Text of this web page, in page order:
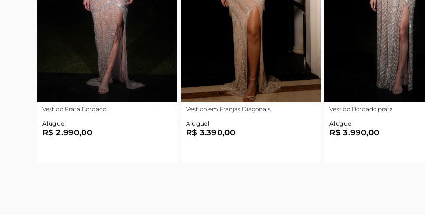
Vestido Prata Bordado
Aluguel
R$ 2.990,00
Vestido em Franjas Diagonais
Aluguel
R$ 3.390,00
Vestido Bordado prata
Aluguel
R$ 3.990,00